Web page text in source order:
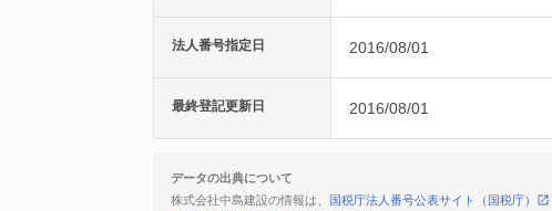
法人番号指定日 2016/08/01
最終登記更新日 2016/08/01
データの出典について
株式会社中島建設の情報は、
国税庁法人番号公表サイト（国税庁）